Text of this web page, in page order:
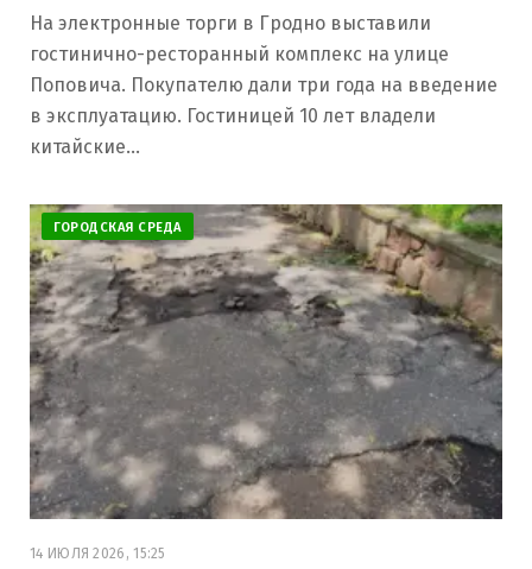
На электронные торги в Гродно выставили
гостинично-ресторанный комплекс на улице
Поповича. Покупателю дали три года на введение
в эксплуатацию. Гостиницей 10 лет владели
китайские…
ГОРОДСКАЯ СРЕДА
14 ИЮЛЯ 2026, 15:25